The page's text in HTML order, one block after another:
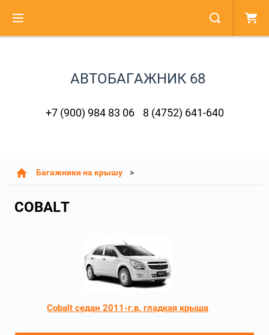
АВТОБАГАЖНИК 68
+7 (900) 984 83 06 8 (4752) 641-640
Багажники на крышу
COBALT
Cobalt седан 2011-г.в. гладкая крыша